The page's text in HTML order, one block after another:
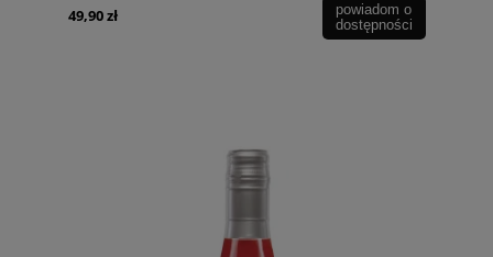
49,90 zł
powiadom o
dostępności